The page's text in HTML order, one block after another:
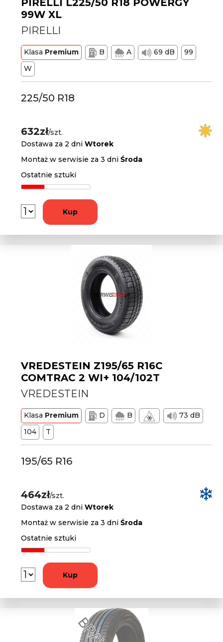
PIRELLI L225/50 R18 POWERGY
99W XL
PIRELLI
Klasa Premium B A 69 dB
99
W
225/50 R18
632zł/szt.
Dostawa za 2 dniWtorek
Montaż w serwisie za 3 dniŚroda
Ostatnie sztuki
Kup
VREDESTEIN Z195/65 R16C
COMTRAC 2 WI+ 104/102T
VREDESTEIN
Klasa Premium D B
73 dB
104
T
195/65 R16
464zł/szt.
Dostawa za 2 dniWtorek
Montaż w serwisie za 3 dniŚroda
Ostatnie sztuki
Kup